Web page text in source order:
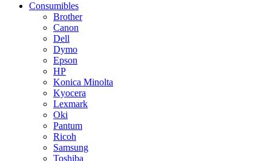
Consumibles
Brother
Canon
Dell
Dymo
Epson
HP
Konica Minolta
Kyocera
Lexmark
Oki
Pantum
Ricoh
Samsung
Toshiba